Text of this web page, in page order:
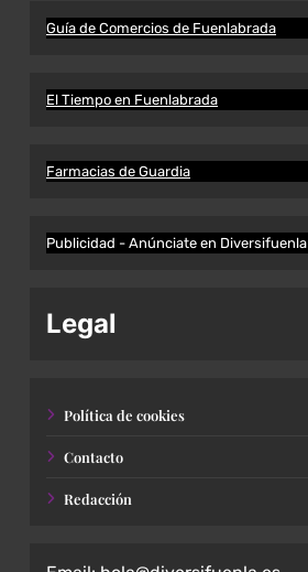
Guía de Comercios de Fuenlabrada
El Tiempo en Fuenlabrada
Farmacias de Guardia
Publicidad - Anúnciate en Diversifuenla
Legal
Política de cookies
Contacto
Redacción